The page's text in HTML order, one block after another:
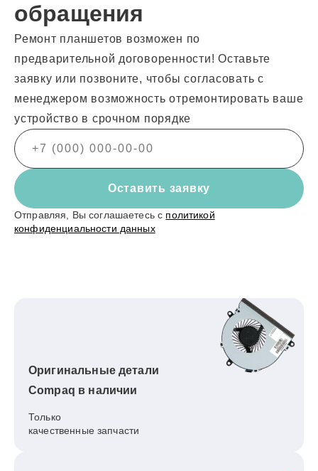
обращения
Ремонт планшетов возможен по
предварительной договоренности! Оставьте
заявку или позвоните, чтобы согласовать с
менеджером возможность отремонтировать ваше
устройство в срочном порядке
Оставить заявку
Отправляя, Вы соглашаетесь с политикой
конфиденциальности данных
Оригинальные детали
Compaq в наличии
Только
качественные запчасти